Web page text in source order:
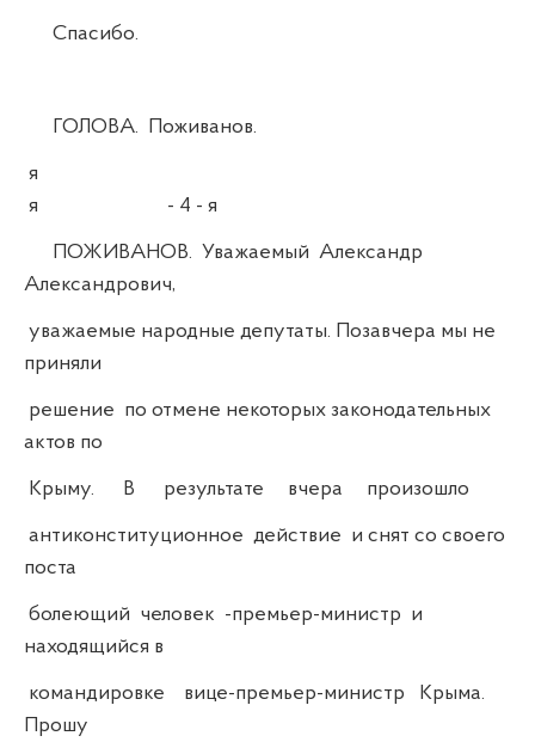
Спасибо.
ГОЛОВА. Поживанов.
я
я - 4 - я
ПОЖИВАНОВ. Уважаемый Александр
Александрович,
уважаемые народные депутаты. Позавчера мы не
приняли
решение по отмене некоторых законодательных
актов по
Крыму. В результате вчера произошло
антиконституционное действие и снят со своего
поста
болеющий человек -премьер-министр и
находящийся в
командировке вице-премьер-министр Крыма.
Прошу